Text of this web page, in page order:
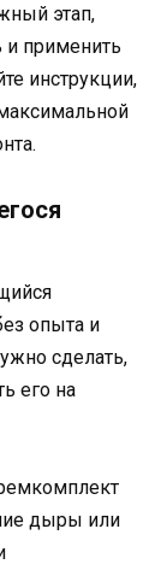
этап,
применить
инструкции,
опыта и
сделать,
его на
дыры или